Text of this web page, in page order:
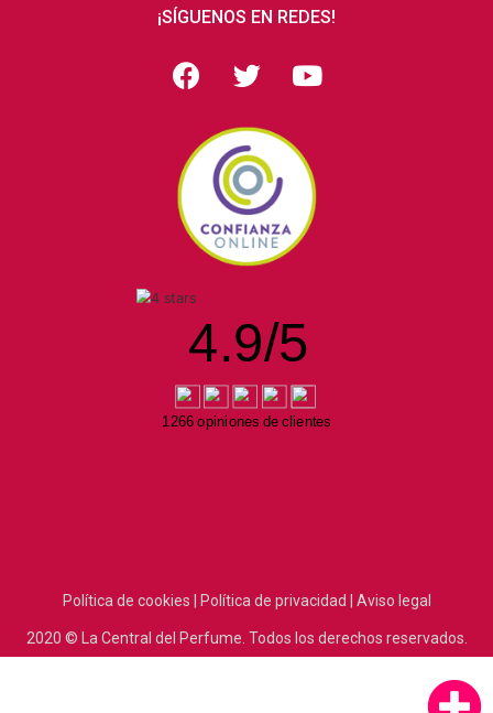
¡SÍGUENOS EN REDES!
4.9/5
1266 opiniones de clientes
Política de cookies | Política de privacidad | Aviso legal
2020 © La Central del Perfume. Todos los derechos reservados.